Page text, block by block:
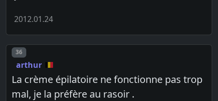
2012.01.24
Post number
36
arthur
La crème épilatoire ne fonctionne pas trop
mal, je la préfère au rasoir .